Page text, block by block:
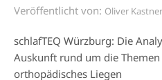
Veröffentlicht von: Oliver Kastner
schlafTEQ Würzburg: Die
Auskunft rund um die
orthopädisches Liegen